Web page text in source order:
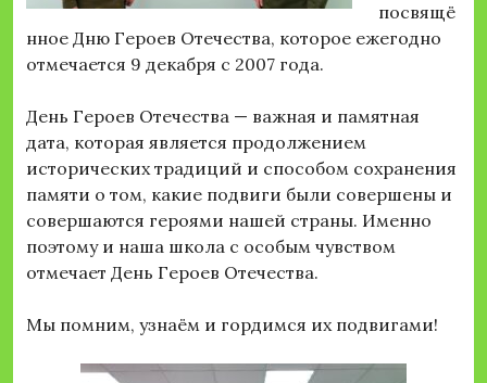
посвящё
нное Дню Героев Отечества, которое ежегодно
отмечается 9 декабря с 2007 года.
День Героев Отечества — важная и памятная
дата, которая является продолжением
исторических традиций и способом сохранения
памяти о том, какие подвиги были совершены и
совершаются героями нашей страны. Именно
поэтому и наша школа с особым чувством
отмечает День Героев Отечества.
Мы помним, узнаём и гордимся их подвигами!